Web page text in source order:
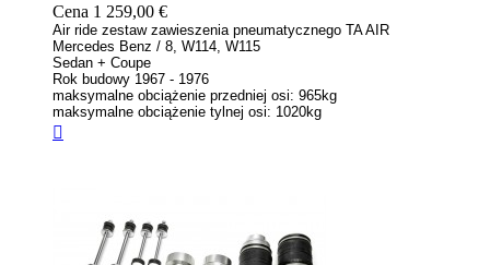
Cena 1 259,00 €
Air ride zestaw zawieszenia pneumatycznego TA AIR
Mercedes Benz / 8, W114, W115
Sedan + Coupe
Rok budowy 1967 - 1976
maksymalne obciążenie przedniej osi: 965kg
maksymalne obciążenie tylnej osi: 1020kg
